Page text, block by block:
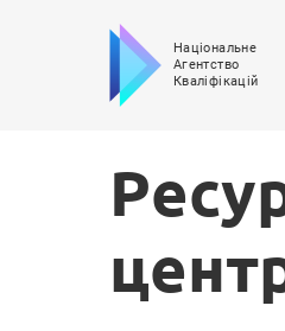
Національне
Агентство
Кваліфікацій